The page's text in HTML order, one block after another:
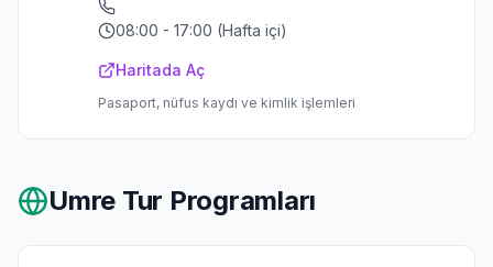
08:00 - 17:00 (Hafta içi)
Haritada Aç
Pasaport, nüfus kaydı ve kimlik işlemleri
Umre Tur Programları